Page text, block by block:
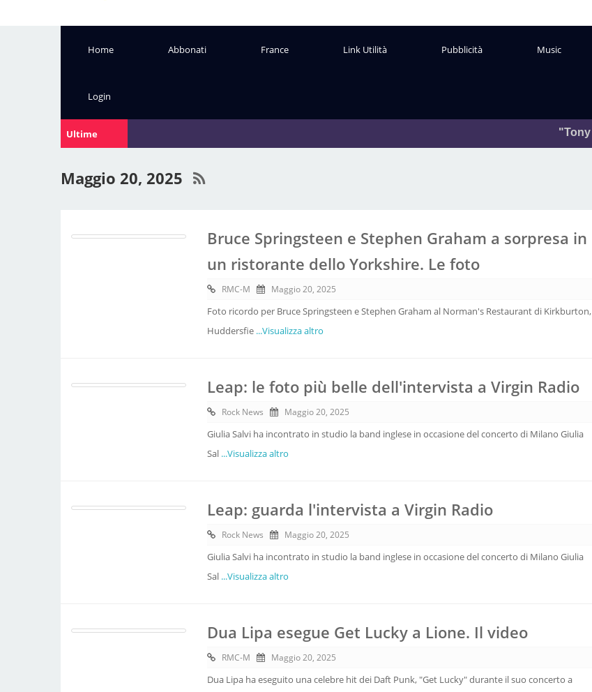
Home Abbonati France Link Utilità Pubblicità Music
Login
Ultime
"Tony Renis" Leggi
Maggio 20, 2025
Bruce Springsteen e Stephen Graham a sorpresa in
un ristorante dello Yorkshire. Le foto
RMC-M Maggio 20, 2025
Foto ricordo per Bruce Springsteen e Stephen Graham al Norman's Restaurant di Kirkburton,
Huddersfie ...Visualizza altro
Leap: le foto più belle dell'intervista a Virgin Radio
Rock News Maggio 20, 2025
Giulia Salvi ha incontrato in studio la band inglese in occasione del concerto di Milano Giulia
Sal ...Visualizza altro
Leap: guarda l'intervista a Virgin Radio
Rock News Maggio 20, 2025
Giulia Salvi ha incontrato in studio la band inglese in occasione del concerto di Milano Giulia
Sal ...Visualizza altro
Dua Lipa esegue Get Lucky a Lione. Il video
RMC-M Maggio 20, 2025
Dua Lipa ha eseguito una celebre hit dei Daft Punk, "Get Lucky" durante il suo concerto a